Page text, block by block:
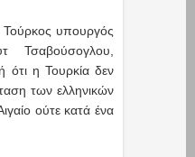
Τούρκος υπουργός
Τσαβούσογλου,
ότι η Τουρκία δεν
των ελληνικών
ούτε κατά ένα